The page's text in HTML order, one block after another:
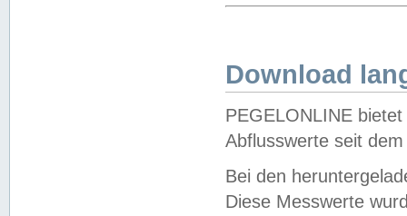
Download
PEGELONLINE
Abflusswerte seit
Bei den
Diese Messwerte